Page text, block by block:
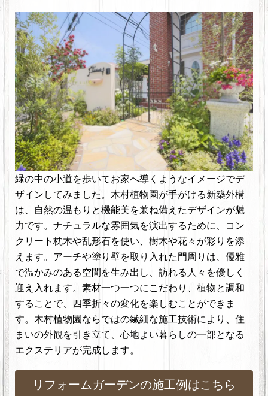
緑の中の小道を歩いてお家へ導くようなイメージでデ
ザインしてみました。木村植物園が手がける新築外構
は、自然の温もりと機能美を兼ね備えたデザインが魅
力です。ナチュラルな雰囲気を演出するために、コン
クリート枕木や乱形石を使い、樹木や花々が彩りを添
えます。アーチや塗り壁を取り入れた門周りは、優雅
で温かみのある空間を生み出し、訪れる人々を優しく
迎え入れます。素材一つ一つにこだわり、植物と調和
することで、四季折々の変化を楽しむことができま
す。木村植物園ならではの繊細な施工技術により、住
まいの外観を引き立て、心地よい暮らしの一部となる
エクステリアが完成します。
リフォームガーデンの施工例はこちら